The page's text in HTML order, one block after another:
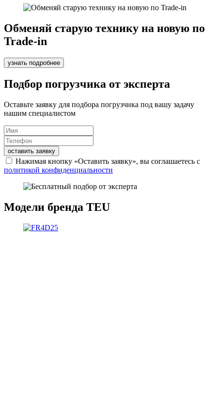
Обменяй старую технику на новую по
Trade-in
узнать подробнее
Подбор погрузчика от эксперта
Оставьте заявку для подбора погрузчика под вашу задачу
нашим специалистом
оставить заявку
Нажимая кнопку «Оставить заявку», вы соглашаетесь с
политикой конфиденциальности
Модели бренда TEU